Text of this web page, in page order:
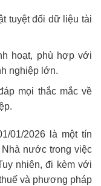
tuyệt đối dữ liệu tài
hoạt, phù hợp với
nghiệp lớn.
mọi thắc mắc về
01/2026 là một tín
nước trong việc
nhiên, đi kèm với
và phương pháp